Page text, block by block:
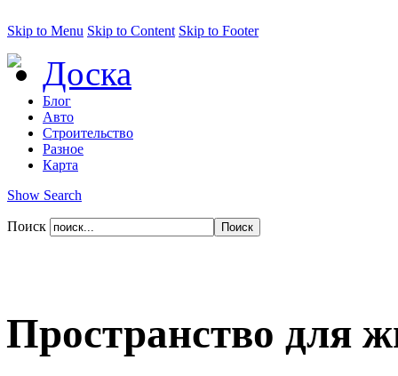
Skip to Menu Skip to Content Skip to Footer
Доска
Блог
Авто
Строительство
Разное
Карта
Show Search
Поиск
Пространство для